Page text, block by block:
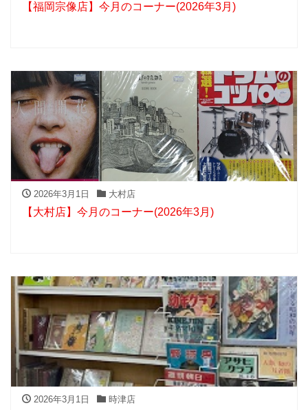
【福岡宗像店】今月のコーナー(2026年3月)
2026年3月1日 大村店
【大村店】今月のコーナー(2026年3月)
2026年3月1日 時津店